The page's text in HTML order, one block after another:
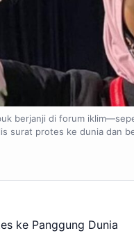
berjanji di forum
surat protes ke dunia dan
ke Panggung Dunia